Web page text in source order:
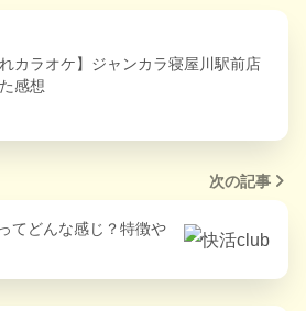
れカラオケ】ジャンカラ寝屋川駅前店
感想
次の記事
てどんな感じ？特徴や